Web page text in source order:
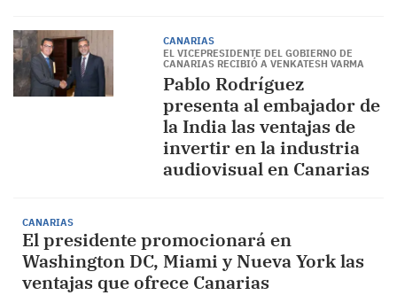
CANARIAS
EL VICEPRESIDENTE DEL GOBIERNO DE
CANARIAS RECIBIÓ A VENKATESH VARMA
Pablo Rodríguez
presenta al embajador de
la India las ventajas de
invertir en la industria
audiovisual en Canarias
CANARIAS
El presidente promocionará en
Washington DC, Miami y Nueva York las
ventajas que ofrece Canarias